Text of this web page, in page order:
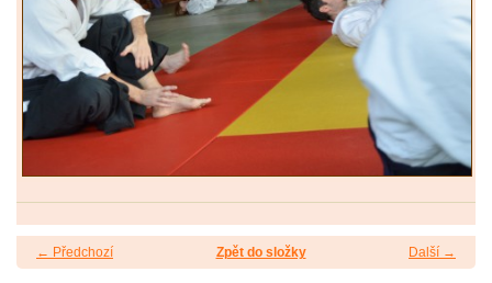
← Předchozí Další →
Zpět do složky